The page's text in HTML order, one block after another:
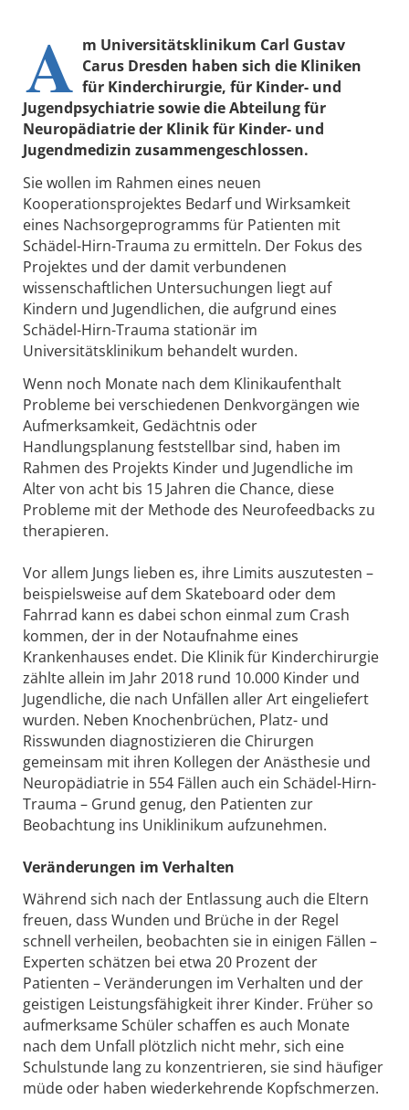
A m Universitätsklinikum Carl Gustav
Carus Dresden haben sich die Kliniken
für Kinderchirurgie, für Kinder- und
Jugendpsychiatrie sowie die Abteilung für
Neuropädiatrie der Klinik für Kinder- und
Jugendmedizin zusammengeschlossen.
Sie wollen im Rahmen eines neuen
Kooperationsprojektes Bedarf und Wirksamkeit
eines Nachsorgeprogramms für Patienten mit
Schädel-Hirn-Trauma zu ermitteln. Der Fokus des
Projektes und der damit verbundenen
wissenschaftlichen Untersuchungen liegt auf
Kindern und Jugendlichen, die aufgrund eines
Schädel-Hirn-Trauma stationär im
Universitätsklinikum behandelt wurden.
Wenn noch Monate nach dem Klinikaufenthalt
Probleme bei verschiedenen Denkvorgängen wie
Aufmerksamkeit, Gedächtnis oder
Handlungsplanung feststellbar sind, haben im
Rahmen des Projekts Kinder und Jugendliche im
Alter von acht bis 15 Jahren die Chance, diese
Probleme mit der Methode des Neurofeedbacks zu
therapieren.
Vor allem Jungs lieben es, ihre Limits auszutesten –
beispielsweise auf dem Skateboard oder dem
Fahrrad kann es dabei schon einmal zum Crash
kommen, der in der Notaufnahme eines
Krankenhauses endet. Die Klinik für Kinderchirurgie
zählte allein im Jahr 2018 rund 10.000 Kinder und
Jugendliche, die nach Unfällen aller Art eingeliefert
wurden. Neben Knochenbrüchen, Platz- und
Risswunden diagnostizieren die Chirurgen
gemeinsam mit ihren Kollegen der Anästhesie und
Neuropädiatrie in 554 Fällen auch ein Schädel-Hirn-
Trauma – Grund genug, den Patienten zur
Beobachtung ins Uniklinikum aufzunehmen.
Veränderungen im Verhalten
Während sich nach der Entlassung auch die Eltern
freuen, dass Wunden und Brüche in der Regel
schnell verheilen, beobachten sie in einigen Fällen –
Experten schätzen bei etwa 20 Prozent der
Patienten – Veränderungen im Verhalten und der
geistigen Leistungsfähigkeit ihrer Kinder. Früher so
aufmerksame Schüler schaffen es auch Monate
nach dem Unfall plötzlich nicht mehr, sich eine
Schulstunde lang zu konzentrieren, sie sind häufiger
müde oder haben wiederkehrende Kopfschmerzen.